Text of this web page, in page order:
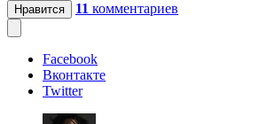
Нравится 11 комментариев
Facebook
Вконтакте
Twitter